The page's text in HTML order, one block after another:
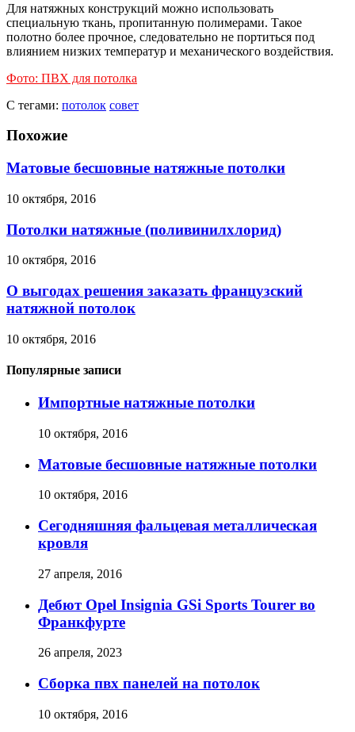
Для натяжных конструкций можно использовать
специальную ткань, пропитанную полимерами. Такое
полотно более прочное, следовательно не портиться под
влиянием низких температур и механического воздействия.
Фото: ПВХ для потолка
С тегами: потолок совет
Похожие
Матовые бесшовные натяжные потолки
10 октября, 2016
Потолки натяжные (поливинилхлорид)
10 октября, 2016
О выгодах решения заказать французский
натяжной потолок
10 октября, 2016
Популярные записи
Импортные натяжные потолки
10 октября, 2016
Матовые бесшовные натяжные потолки
10 октября, 2016
Сегодняшняя фальцевая металлическая
кровля
27 апреля, 2016
Дебют Opel Insignia GSi Sports Tourer во
Франкфурте
26 апреля, 2023
Сборка пвх панелей на потолок
10 октября, 2016